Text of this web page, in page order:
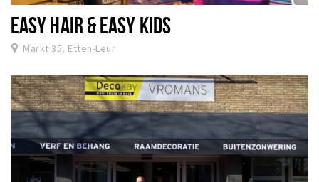
EASY HAIR & EASY KIDS
Markt 35, Etten-Leur